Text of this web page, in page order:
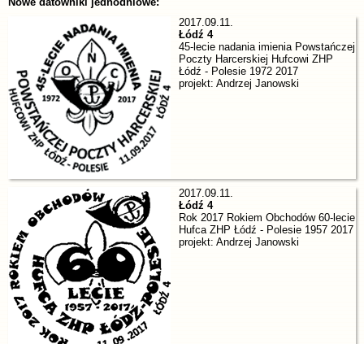
2017.09.11.
Łódź 4
45-lecie nadania imienia Powstańczej
Poczty Harcerskiej Hufcowi ZHP
Łódź - Polesie 1972 2017
projekt: Andrzej Janowski
2017.09.11.
Łódź 4
Rok 2017 Rokiem Obchodów 60-lecie
Hufca ZHP Łódź - Polesie 1957 2017
projekt: Andrzej Janowski